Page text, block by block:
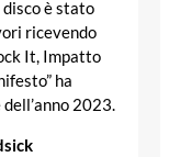
disco è stato
ricevendo
It, Impatto
ha
2023.